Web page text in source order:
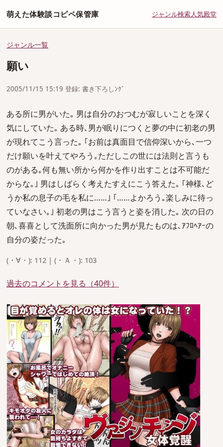
萌えた体験談コピペ保管庫 ジャンル検索人気殿堂
ジャンル一覧
願い
2005/11/15 15:19 登録: 書き下ろしﾝｸﾞ
ある所に男がいた｡ 男は自分のおつむが寂しいことを深く
気にしていた｡ ある時､男が眠りにつくと夢の中に初老の男
が現れてこう言った｡ ｢お前は真面目で信仰深いから､一つ
だけ願いを叶えてやろう｡ただしこの世には法則と言うも
のがある｡何も無い所から何かを作り出すことは不可能だ
からな｡｣ 男はしばらく考えたすえにこう答えた｡ ｢神様､ど
うか私の息子の毛を私に……｣ ｢……よかろう｡楽しみに待っ
ていなさい｡｣ 初老の男はこう言うと姿を消した｡ 次の日の
朝､喜喜として洗面所に向かった男が見たものは､ｱﾌﾛﾍｱｰの
自分の姿だった｡
(・∀・): 112 | (・Ａ・): 103
過去のコメントを見る（40件）